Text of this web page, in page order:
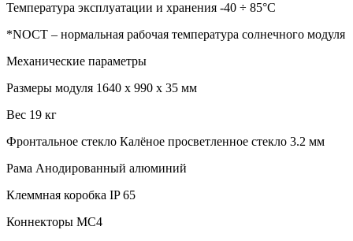
Температура эксплуатации и хранения -40 ÷ 85°C
*NOCT – нормальная рабочая температура солнечного модуля
Механические параметры
Размеры модуля 1640 х 990 х 35 мм
Вес 19 кг
Фронтальное стекло Калёное просветленное стекло 3.2 мм
Рама Анодированный алюминий
Клеммная коробка IP 65
Коннекторы MC4